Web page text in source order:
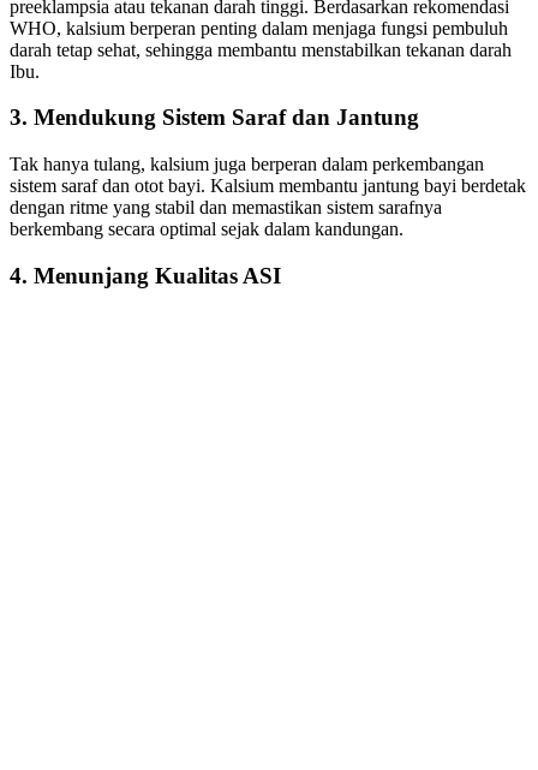
preeklampsia atau tekanan darah tinggi. Berdasarkan rekomendasi
WHO, kalsium berperan penting dalam menjaga fungsi pembuluh
darah tetap sehat, sehingga membantu menstabilkan tekanan darah
Ibu.
3. Mendukung Sistem Saraf dan Jantung
Tak hanya tulang, kalsium juga berperan dalam perkembangan
sistem saraf dan otot bayi. Kalsium membantu jantung bayi berdetak
dengan ritme yang stabil dan memastikan sistem sarafnya
berkembang secara optimal sejak dalam kandungan.
4. Menunjang Kualitas ASI